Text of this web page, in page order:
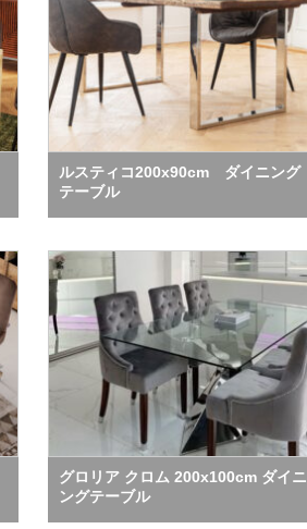
ルスティコ200x90cm ダイニング
テーブル
グロリア クロム 200x100cm ダイニ
ングテーブル